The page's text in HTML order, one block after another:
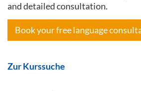
and detailed consultation.
Book your free language
Zur Kurssuche